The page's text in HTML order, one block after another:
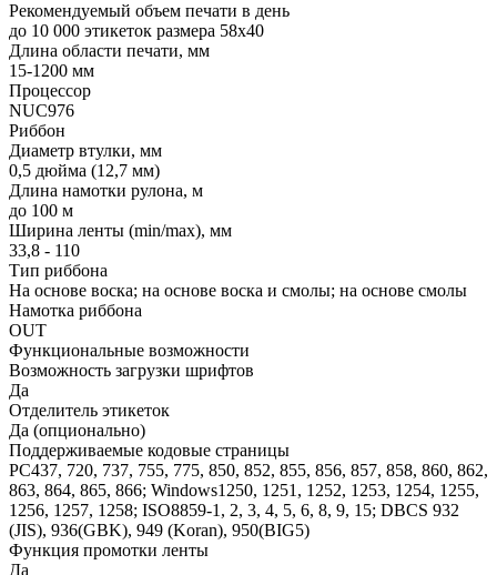
Рекомендуемый объем печати в день
до 10 000 этикеток размера 58х40
Длина области печати, мм
15-1200 мм
Процессор
NUC976
Риббон
Диаметр втулки, мм
0,5 дюйма (12,7 мм)
Длина намотки рулона, м
до 100 м
Ширина ленты (min/max), мм
33,8 - 110
Тип риббона
На основе воска; на основе воска и смолы; на основе смолы
Намотка риббона
OUT
Функциональные возможности
Возможность загрузки шрифтов
Да
Отделитель этикеток
Да (опционально)
Поддерживаемые кодовые страницы
PC437, 720, 737, 755, 775, 850, 852, 855, 856, 857, 858, 860, 862,
863, 864, 865, 866; Windows1250, 1251, 1252, 1253, 1254, 1255,
1256, 1257, 1258; ISO8859-1, 2, 3, 4, 5, 6, 8, 9, 15; DBCS 932
(JIS), 936(GBK), 949 (Koran), 950(BIG5)
Функция промотки ленты
Да